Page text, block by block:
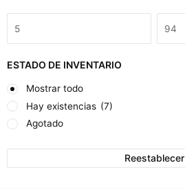
ESTADO DE INVENTARIO
Mostrar todo
Hay existencias (7)
Agotado
Reestablecer